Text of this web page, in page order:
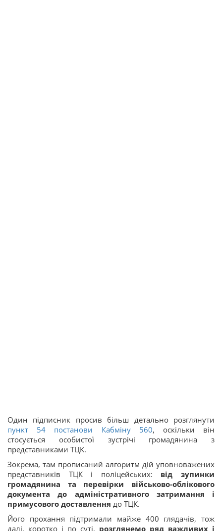
Один підписник просив більш детально розглянути
пункт 54 постанови Кабміну 560, оскільки він
стосується особистої зустрічі громадянина з
представниками ТЦК.
Зокрема, там прописаний алгоритм дій уповноважених
представників ТЦК і поліцейських: від зупинки
громадянина та перевірки військово-облікового
документа до адміністративного затримання і
примусового доставлення до ТЦК.
Його прохання підтримали майже 400 глядачів, тож
далі, коротко і по суті, розглянемо ряд важливих і